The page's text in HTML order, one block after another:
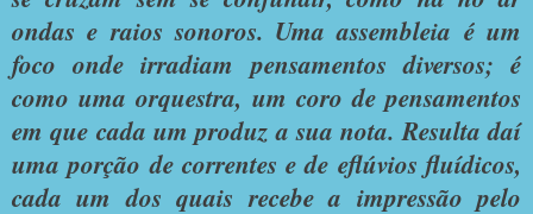
ondas e raios sonoros. Uma assembleia é um
foco onde irradiam pensamentos diversos; é
como uma orquestra, um coro de pensamentos
em que cada um produz a sua nota. Resulta daí
uma porção de correntes e de eflúvios fluídicos,
cada um dos quais recebe a impressão pelo